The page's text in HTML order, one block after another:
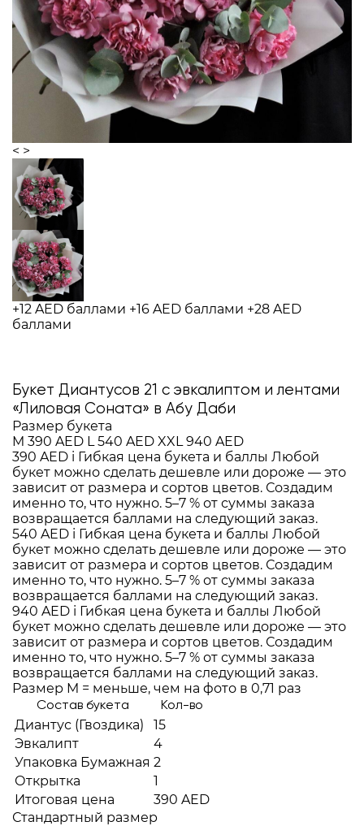
< >
+12 AED баллами +16 AED баллами +28 AED
баллами
Букет Диантусов 21 с эвкалиптом и лентами
«Лиловая Соната» в Абу Даби
Размер букета
M 390 AED L 540 AED XXL 940 AED
390 AED i Гибкая цена букета и баллы Любой
букет можно сделать дешевле или дороже — это
зависит от размера и сортов цветов. Создадим
именно то, что нужно. 5–7 % от суммы заказа
возвращается баллами на следующий заказ.
540 AED i Гибкая цена букета и баллы Любой
букет можно сделать дешевле или дороже — это
зависит от размера и сортов цветов. Создадим
именно то, что нужно. 5–7 % от суммы заказа
возвращается баллами на следующий заказ.
940 AED i Гибкая цена букета и баллы Любой
букет можно сделать дешевле или дороже — это
зависит от размера и сортов цветов. Создадим
именно то, что нужно. 5–7 % от суммы заказа
возвращается баллами на следующий заказ.
Размер M = меньше, чем на фото в 0,71 раз
Состав букета Кол-во
Диантус (Гвоздика)
15
Эвкалипт
4
Упаковка Бумажная 2
Открытка
1
Итоговая цена
390 AED
Стандартный размер